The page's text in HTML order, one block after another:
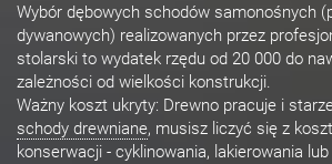
Wybór dębowych schodów samonośnych
dywanowych) realizowanych przez
stolarski to wydatek rzędu od 20 000 do
zależności od wielkości konstrukcji.
Ważny koszt ukryty: Drewno pracuje i
schody drewniane, musisz liczyć się z
konserwacji - cyklinowania, lakierowania